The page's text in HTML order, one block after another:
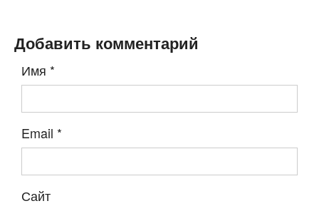
Добавить комментарий
Имя *
Email *
Сайт